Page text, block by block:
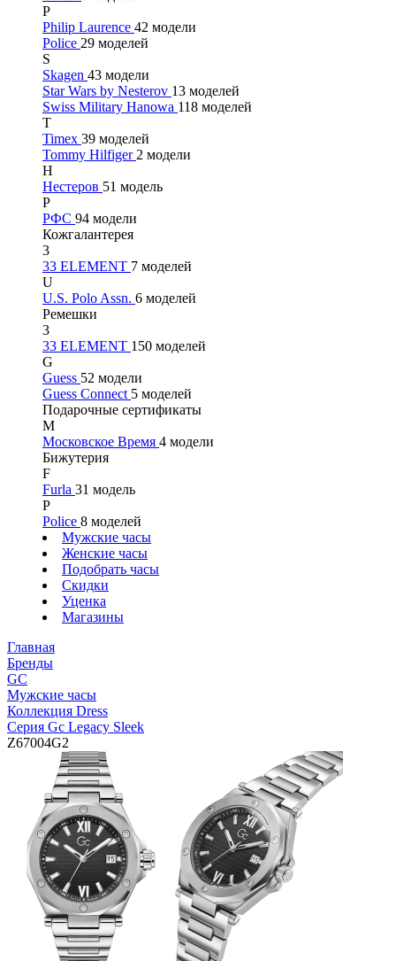
P
Philip Laurence 42 модели
Police 29 моделей
S
Skagen 43 модели
Star Wars by Nesterov 13 моделей
Swiss Military Hanowa 118 моделей
T
Timex 39 моделей
Tommy Hilfiger 2 модели
Н
Нестеров 51 модель
Р
РФС 94 модели
Кожгалантерея
3
33 ELEMENT 7 моделей
U
U.S. Polo Assn. 6 моделей
Ремешки
3
33 ELEMENT 150 моделей
G
Guess 52 модели
Guess Connect 5 моделей
Подарочные сертификаты
М
Московское Время 4 модели
Бижутерия
F
Furla 31 модель
P
Police 8 моделей
Мужские часы
Женские часы
Подобрать часы
Скидки
Уценка
Магазины
Главная
Бренды
GC
Мужские часы
Коллекция Dress
Серия Gc Legacy Sleek
Z67004G2